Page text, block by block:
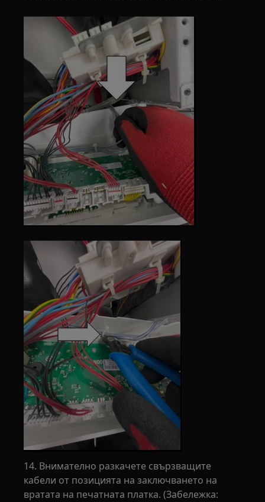
14. Внимателно разкачете свързващите
кабели от позицията на заключването на
вратата на печатната платка. (Забележка: